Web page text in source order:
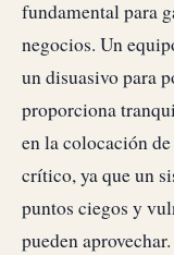
fundamental para
negocios. Un
un disuasivo para
proporciona
en la colocación de
crítico, ya que un
puntos ciegos y
pueden aprovechar.